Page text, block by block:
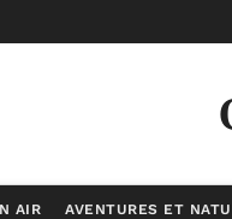
AIR AVENTURES ET